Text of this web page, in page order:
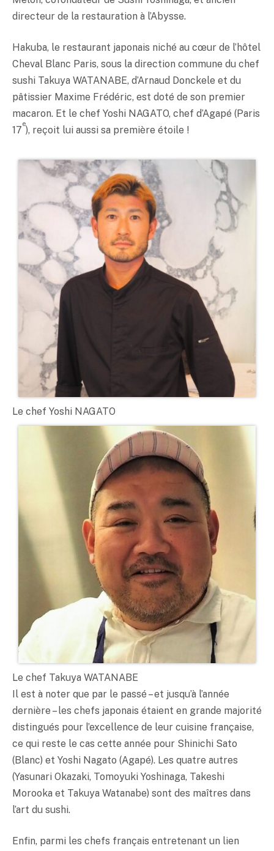
directeur de la restauration à l’Abysse.
Hakuba, le restaurant japonais niché au cœur de l’hôtel
Cheval Blanc Paris, sous la direction commune du chef
sushi Takuya WATANABE, d’Arnaud Donckele et du
pâtissier Maxime Frédéric, est doté de son premier
macaron. Et le chef Yoshi NAGATO, chef d’Agapé (Paris
17
e
), reçoit lui aussi sa première étoile !
Le chef Yoshi NAGATO
Le chef Takuya WATANABE
Il est à noter que par le passé – et jusqu’à l’année
dernière – les chefs japonais étaient en grande majorité
distingués pour l’excellence de leur cuisine française,
ce qui reste le cas cette année pour Shinichi Sato
(Blanc) et Yoshi Nagato (Agapé). Les quatre autres
(Yasunari Okazaki, Tomoyuki Yoshinaga, Takeshi
Morooka et Takuya Watanabe) sont des maîtres dans
l’art du sushi.
Enfin, parmi les chefs français entretenant un lien